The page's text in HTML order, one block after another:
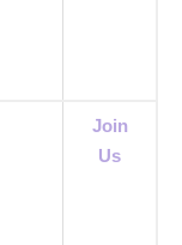
Join
Us